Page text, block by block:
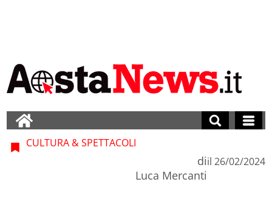
CULTURA & SPETTACOLI
di
Luca Mercanti
il 26/02/2024